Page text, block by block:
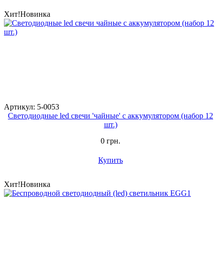
Хит!Новинка
Артикул: 5-0053
Светодиодные led свечи 'чайные' с аккумулятором (набор 12
шт.)
0 грн.
Купить
Хит!Новинка